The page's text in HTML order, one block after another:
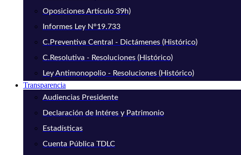
Oposiciones Artículo 39h)
Informes Ley N°19.733
C.Preventiva Central - Dictámenes (Histórico)
C.Resolutiva - Resoluciones (Histórico)
Ley Antimonopolio - Resoluciones (Histórico)
Transparencia
Audiencias Presidente
Declaración de Intéres y Patrimonio
Estadísticas
Cuenta Pública TDLC